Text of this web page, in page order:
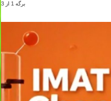
برگه 1 از 3